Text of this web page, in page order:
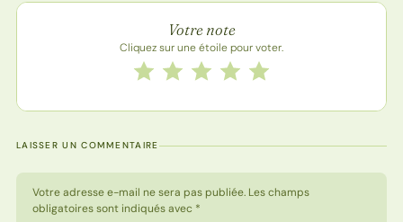
Note de la recette
Votre note
Cliquez sur une étoile pour voter.
Notez cette recette de 1 à 5 étoiles
5 étoiles
4 étoiles
3 étoiles
2 étoiles
1 étoile
LAISSER UN COMMENTAIRE
Votre adresse e-mail ne sera pas publiée. Les champs
obligatoires sont indiqués avec *